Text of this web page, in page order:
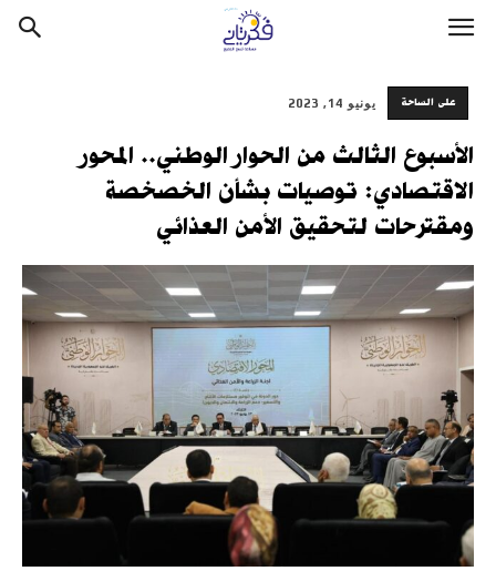
على الساحة يونيو 14, 2023
الأسبوع الثالث من الحوار الوطني.. المحور
الاقتصادي: توصيات بشأن الخصخصة
ومقترحات لتحقيق الأمن العذائي